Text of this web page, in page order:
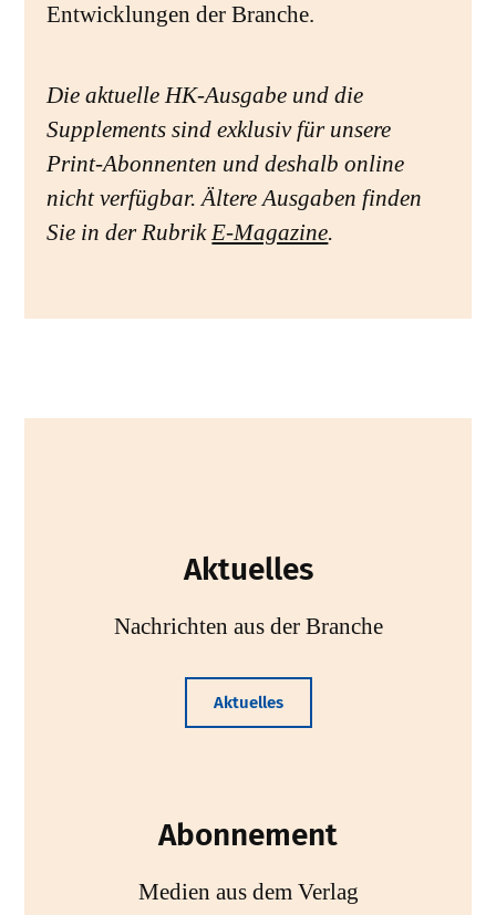
Entwicklungen der Branche.
Die aktuelle HK-Ausgabe und die
Supplements sind exklusiv für unsere
Print-Abonnenten und deshalb online
nicht verfügbar. Ältere Ausgaben finden
Sie in der RubrikE-Magazine.
Aktuelles
Nachrichten aus der Branche
Aktuelles
Abonnement
Medien aus dem Verlag